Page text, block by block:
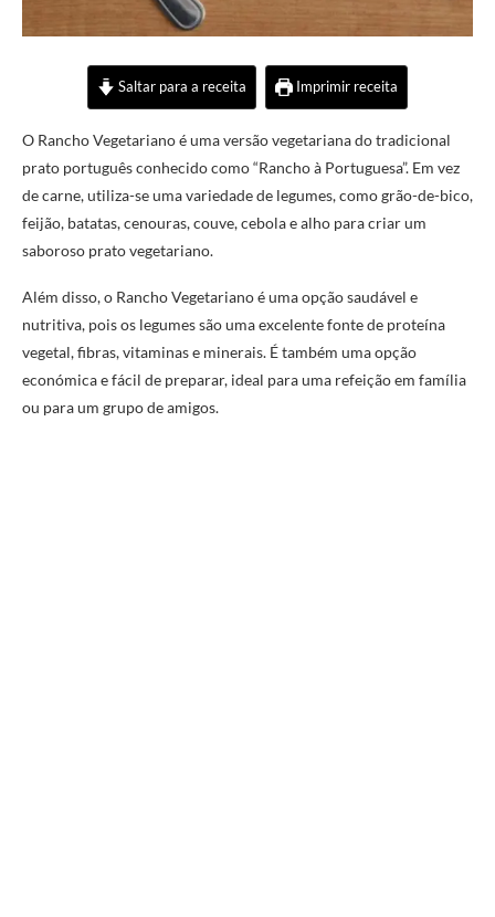
Saltar para a receita Imprimir receita
O Rancho Vegetariano é uma versão vegetariana do tradicional
prato português conhecido como “Rancho à Portuguesa”. Em vez
de carne, utiliza-se uma variedade de legumes, como grão-de-bico,
feijão, batatas, cenouras, couve, cebola e alho para criar um
saboroso prato vegetariano.
Além disso, o Rancho Vegetariano é uma opção saudável e
nutritiva, pois os legumes são uma excelente fonte de proteína
vegetal, fibras, vitaminas e minerais. É também uma opção
económica e fácil de preparar, ideal para uma refeição em família
ou para um grupo de amigos.